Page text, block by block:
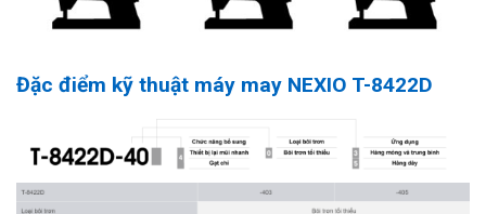
Đặc điểm kỹ thuật máy may NEXIO T-8422D